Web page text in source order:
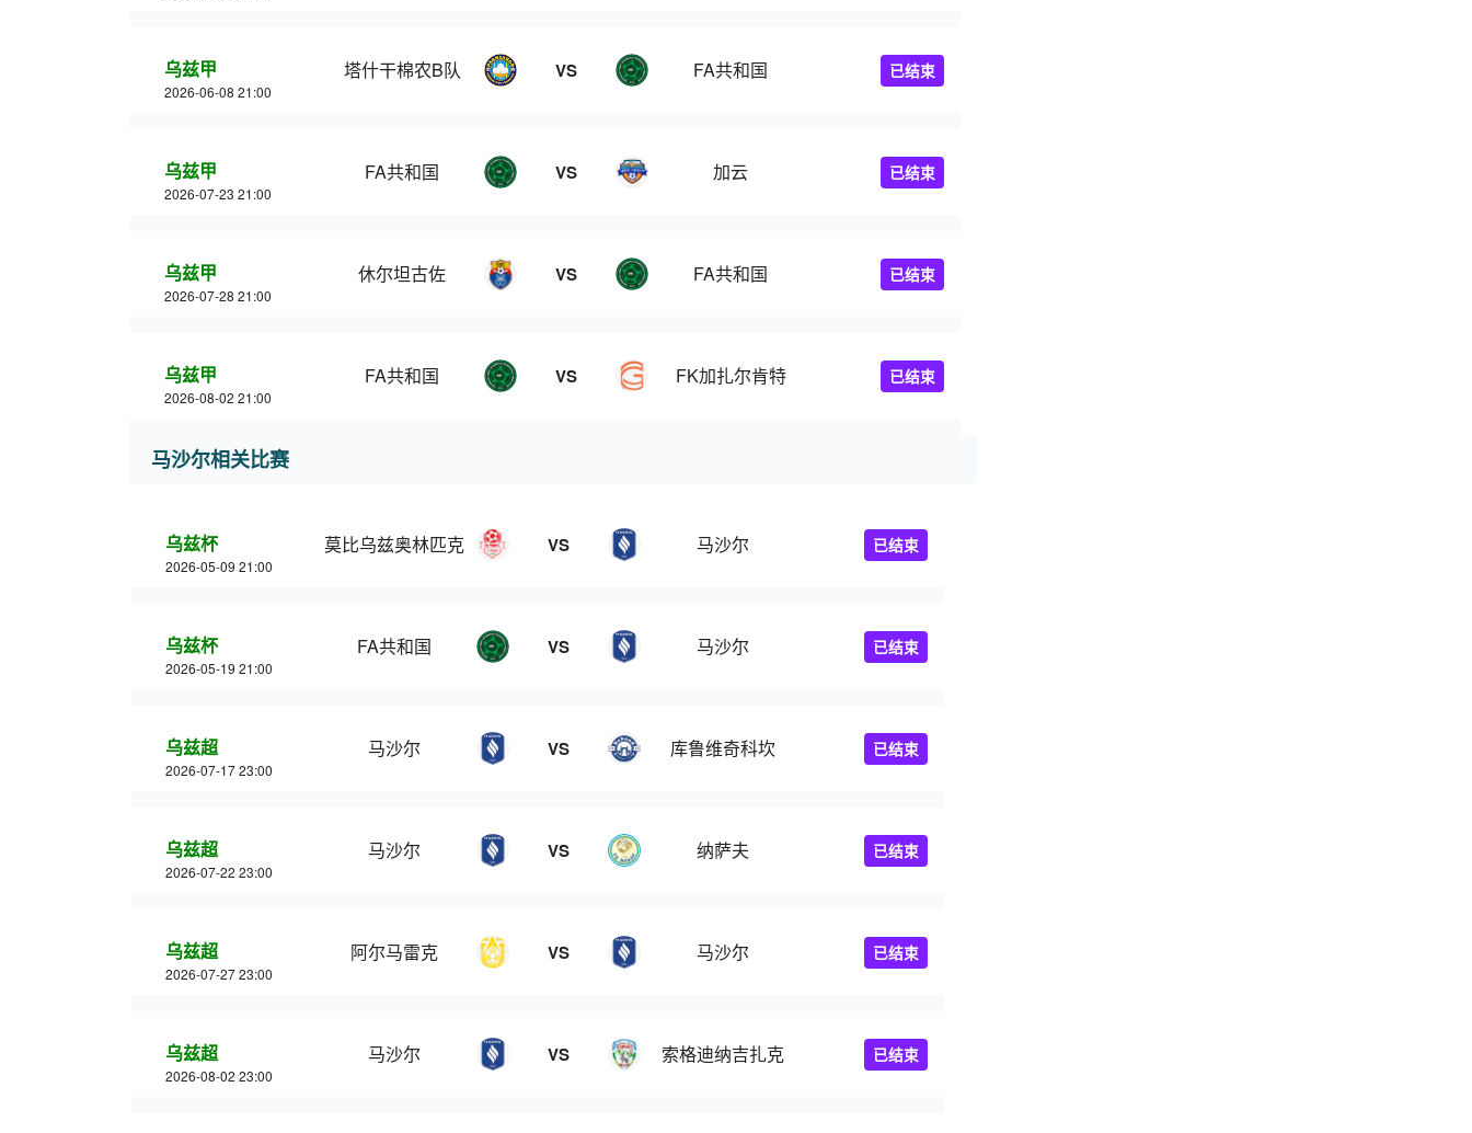
乌兹甲
2026-06-08 21:00
塔什干棉农B队 VS FA共和国 已结束
乌兹甲
2026-07-23 21:00
FA共和国 VS 加云 已结束
乌兹甲
2026-07-28 21:00
休尔坦古佐 VS FA共和国 已结束
乌兹甲
2026-08-02 21:00
FA共和国 VS FK加扎尔肯特 已结束
马沙尔相关比赛
乌兹杯
2026-05-09 21:00
莫比乌兹奥林匹克 VS 马沙尔 已结束
乌兹杯
2026-05-19 21:00
FA共和国 VS 马沙尔 已结束
乌兹超
2026-07-17 23:00
马沙尔 VS 库鲁维奇科坎 已结束
乌兹超
2026-07-22 23:00
马沙尔 VS 纳萨夫 已结束
乌兹超
2026-07-27 23:00
阿尔马雷克 VS 马沙尔 已结束
乌兹超
2026-08-02 23:00
马沙尔 VS 索格迪纳吉扎克 已结束